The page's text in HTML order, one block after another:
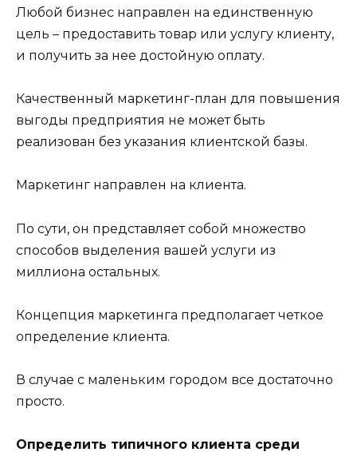
Любой бизнес направлен на единственную
цель – предоставить товар или услугу клиенту,
и получить за нее достойную оплату.
Качественный маркетинг-план для повышения
выгоды предприятия не может быть
реализован без указания клиентской базы.
Маркетинг направлен на клиента.
По сути, он представляет собой множество
способов выделения вашей услуги из
миллиона остальных.
Концепция маркетинга предполагает четкое
определение клиента.
В случае с маленьким городом все достаточно
просто.
Определить типичного клиента среди